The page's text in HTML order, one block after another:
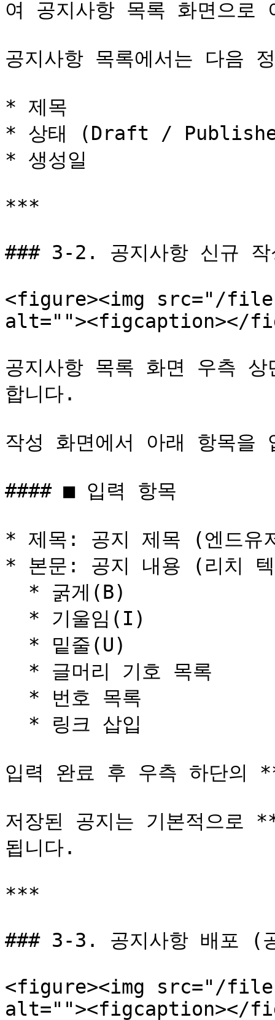
여 공지사항 목록 화면으로
공지사항 목록에서는 다음
* 제목
* 상태 (Draft /
* 생성일
***
### 3-2. 공지사항 신규 작
<figure><img src="/files/
alt=""><figcaption></
공지사항 목록 화면 우측
합니다.
작성 화면에서 아래 항목을
#### ■ 입력 항목
* 제목: 공지 제목 (엔드유
* 본문: 공지 내용 (리치
입력 완료 후 우측 하단의
저장된 공지는 기본적으
됩니다.
***
### 3-3. 공지사항 배포 (
<figure><img src="/
alt=""><figcaption></